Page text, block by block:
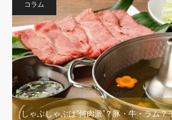
コラム
しゃぶしゃぶは”何肉派”？豚・牛・ラム